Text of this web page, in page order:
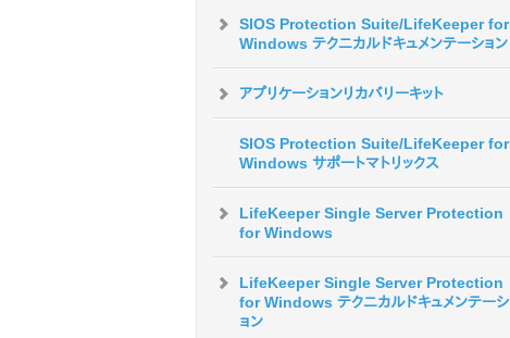
SIOS Protection Suite/LifeKeeper for
Windows テクニカルドキュメンテーション
アプリケーションリカバリーキット
SIOS Protection Suite/LifeKeeper for
Windows サポートマトリックス
LifeKeeper Single Server Protection
for Windows
LifeKeeper Single Server Protection
for Windows テクニカルドキュメンテーシ
ョン